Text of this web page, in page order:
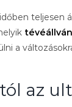
teljesen
a
az